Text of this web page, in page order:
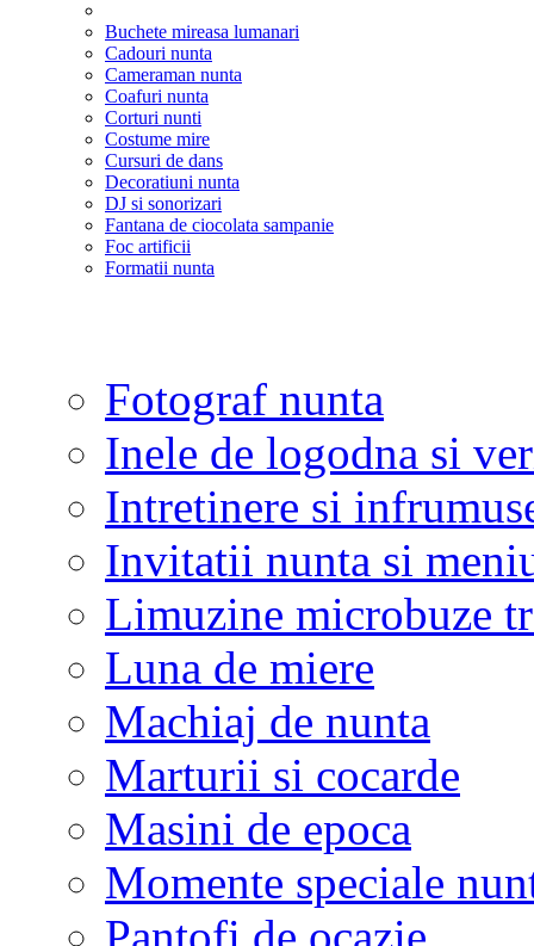
Buchete mireasa lumanari
Cadouri nunta
Cameraman nunta
Coafuri nunta
Corturi nunti
Costume mire
Cursuri de dans
Decoratiuni nunta
DJ si sonorizari
Fantana de ciocolata sampanie
Foc artificii
Formatii nunta
Fotograf nunta
Inele de logodna si
Intretinere si
Invitatii nunta si
Limuzine microbuze
Luna de miere
Machiaj de nunta
Marturii si cocarde
Masini de epoca
Momente speciale
Pantofi de ocazie